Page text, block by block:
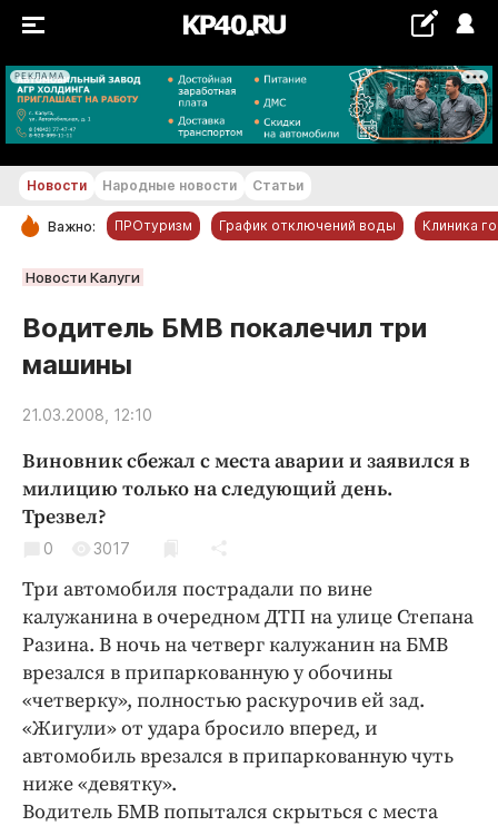
РЕКЛАМА
+23...+24 °С
РУБРИКИ
Новости компаний
Статьи
Народные новости
Авто и транспорт
Благоустройство
Криминал
Культура
Недвижимость и ЖКХ
Образование
Общество
Погода
Праздники
Происшествия
Спорт
Экономика и бизнес
Новости Народные новости Статьи
Важно: ПРОтуризм График отключений воды Клиника
Новости Калуги
Водитель БМВ покалечил три
машины
21.03.2008, 12:10
Виновник сбежал с места аварии и заявился в
милицию только на следующий день.
Трезвел?
0 3017
Три автомобиля пострадали по вине
калужанина в очередном ДТП на улице Степана
Разина. В ночь на четверг калужанин на БМВ
врезался в припаркованную у обочины
«четверку», полностью раскурочив ей зад.
«Жигули» от удара бросило вперед, и
автомобиль врезался в припаркованную чуть
ниже «девятку».
Водитель БМВ попытался скрыться с места